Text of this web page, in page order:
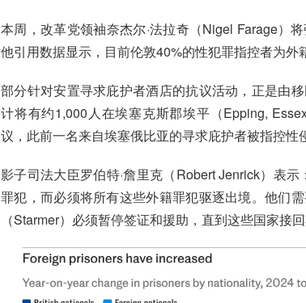
本周，改革党领袖奈杰尔·法拉奇（Nigel Farage）
他引用数据显示，目前伦敦40%的性犯罪指控者为外
部分针对安置寻求庇护者酒店的抗议活动，正是由
计将有约1,000人在埃塞克斯郡埃平（Epping,
议，此前一名来自埃塞俄比亚的寻求庇护者被指控性
影子司法大臣罗伯特·詹里克（Robert Jenrick）表
罪犯，而必须将所有这些外籍罪犯驱逐出境。他们
（Starmer）必须暂停签证和援助，直到这些国家接